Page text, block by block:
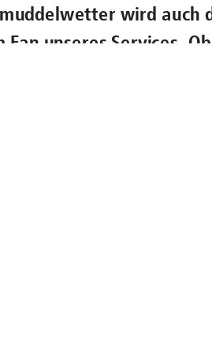
wird auch
unseres Services.